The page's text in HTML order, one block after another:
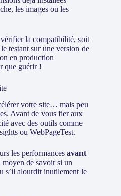
les images ou les
la compatibilité, soit
testant sur une version de
en production
que guérir !
votre site… mais peu
Avant de vous fier aux
avec des outils comme
ou WebPageTest.
les performances avant
moyen de savoir si un
s’il alourdit inutilement le